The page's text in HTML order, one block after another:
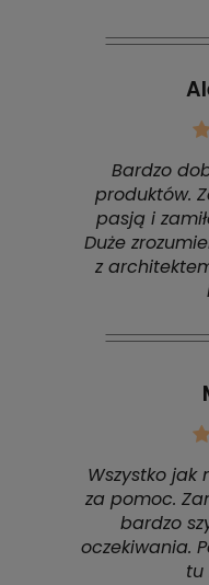
Bardzo
produktów.
pasją i
Duże
z
Wszystko jak
za pomoc.
bardzo
oczekiwania.
tu